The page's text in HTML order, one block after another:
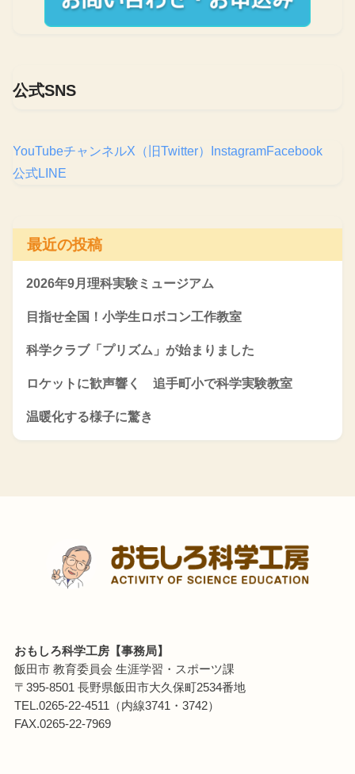
公式SNS
YouTubeチャンネルX（旧Twitter） InstagramFacebook
公式LINE
最近の投稿
2026年9月理科実験ミュージアム
目指せ全国！小学生ロボコン工作教室
科学クラブ「プリズム」が始まりました
ロケットに歓声響く 追手町小で科学実験教室
温暖化する様子に驚き
おもしろ科学工房【事務局】
飯田市 教育委員会 生涯学習・スポーツ課
〒395-8501 長野県飯田市大久保町2534番地
TEL.0265-22-4511（内線3741・3742）
FAX.0265-22-7969